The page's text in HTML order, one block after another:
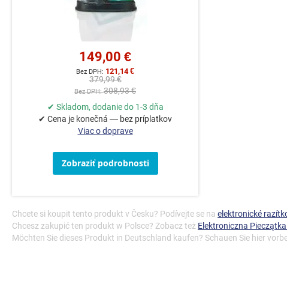
149,00 €
121,14 €
379,99 €
308,93 €
✔ Skladom, dodanie do 1-3 dňa
✔ Cena je konečná — bez príplatkov
Viac o doprave
Zobraziť podrobnosti
Chcete si koupit tento produkt v Česku? Podívejte se na elektronické
Chcesz zakupić ten produkt w Polsce? Zobacz też Elektroniczna
Möchten Sie dieses Produkt in Deutschland kaufen? Schauen Sie hier